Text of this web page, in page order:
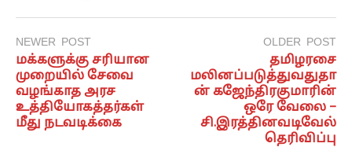
NEWER POST
மக்களுக்கு சரியான
முறையில் சேவை
வழங்காத அரச
உத்தியோகத்தர்கள்
மீது நடவடிக்கை
OLDER POST
தமிழரசை
மலினப்படுத்துவதுதா
ன் கஜேந்திரகுமாரின்
ஒரே வேலை –
சி.இரத்தினவடிவேல்
தெரிவிப்பு